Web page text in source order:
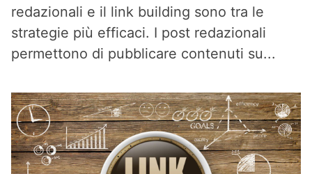
redazionali e il link building sono tra le
strategie più efficaci. I post redazionali
permettono di pubblicare contenuti su...